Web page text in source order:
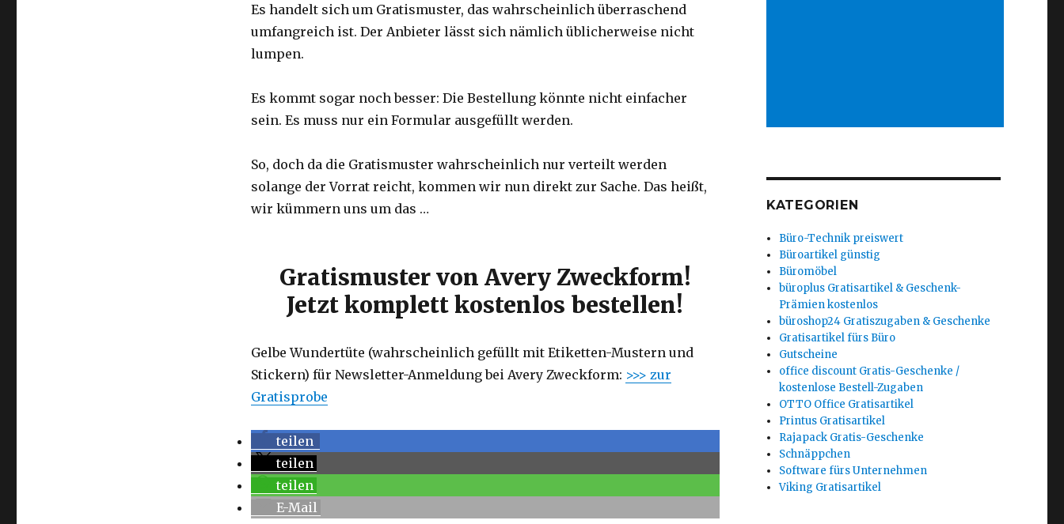
Es handelt sich um Gratismuster, das wahrscheinlich überraschend
umfangreich ist. Der Anbieter lässt sich nämlich üblicherweise nicht
lumpen.
Es kommt sogar noch besser: Die Bestellung könnte nicht einfacher
sein. Es muss nur ein Formular ausgefüllt werden.
So, doch da die Gratismuster wahrscheinlich nur verteilt werden
solange der Vorrat reicht, kommen wir nun direkt zur Sache. Das heißt,
wir kümmern uns um das …
Gratismuster von Avery Zweckform!
Jetzt komplett kostenlos bestellen!
Gelbe Wundertüte (wahrscheinlich gefüllt mit Etiketten-Mustern und
Stickern) für Newsletter-Anmeldung bei Avery Zweckform: >>> zur
Gratisprobe
teilen
teilen
teilen
E-Mail
KATEGORIEN
Büro-Technik preiswert
Büroartikel günstig
Büromöbel
büroplus Gratisartikel & Geschenk-
Prämien kostenlos
büroshop24 Gratiszugaben & Geschenke
Gratisartikel fürs Büro
Gutscheine
office discount Gratis-Geschenke /
kostenlose Bestell-Zugaben
OTTO Office Gratisartikel
Printus Gratisartikel
Rajapack Gratis-Geschenke
Schnäppchen
Software fürs Unternehmen
Viking Gratisartikel